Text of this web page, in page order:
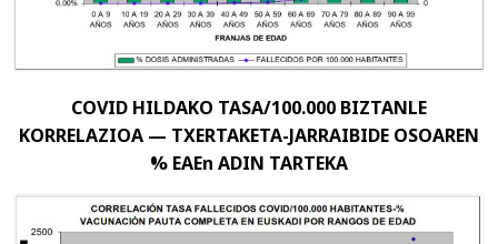
COVID HILDAKO TASA/100.000 BIZTANLE
KORRELAZIOA — TXERTAKETA-JARRAIBIDE OSOAREN
% EAEn ADIN TARTEKA